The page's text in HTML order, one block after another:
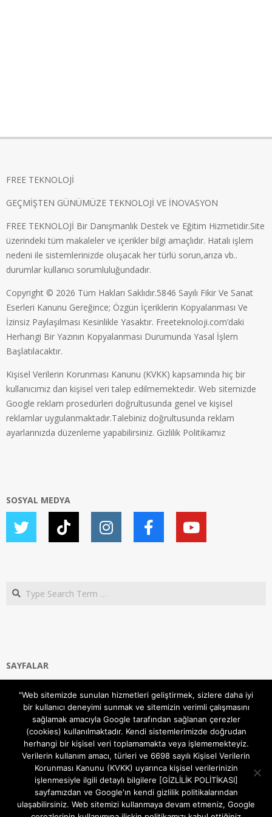
FREE TEKNOLOJİ
GEÇMİŞTEN GÜNÜMÜZE TEKNOLOJİ VE İNOVASYON
FREE TEKNOLOJİ Bir Danışmanlık Destek ve Eğitim Hizmetidir.Site
üzerindeki tüm makaleler ve içerikler bilgi amaçlıdır. Hatalı işlem
nedeni ile sistemlerinizde oluşacak her türlü sorun,arıza vb..
durumlar kullanıcı sorumluluğundadır.
Copyright © 2026 Tüm Hakları Saklıdır.5846 Sayılı Fikir Ve Sanat
Eserleri Kanunu Gereğince; Özgün İçeriklerin Kopyalanması Ve
İzinsiz Paylaşılması Kesinlikle Yasaktır. Freeteknoloji.com’daki
Herhangi Bir Yazının Kopyalanması Durumunda Yasal İşlem
Başlatılacaktır.
Kişisel Verilerin Korunması Kanunu (KVKK) kapsamında hiç bir
kullanıcımız dan kişisel veri talep edilmemektedir. Web sitemizde
Google reklam prosedürleri doğrultusunda genel ve kişisel
reklamlar uygulanmaktadır.Talebiniz doğrultusunda reklam
ayarlarınızda düzenleme yapabilirsiniz. Gizlilik Politikamız
SOSYAL MEDYA
Search
SAYFALAR
Gizlilik ve Çerezler (Cookies) Politikası
Hakkımızda
İletişim Kanalları
MODEM KURULUM
TEKNİK DESTEK
TELEVİZYON SİSTEMLERİ
"Web sitemizde sunulan hizmetleri geliştirmek, sizlere daha iyi
bir kullanıcı deneyimi sunmak ve sitemizin verimli çalışmasını
sağlamak amacıyla Google tarafından sağlanan çerezler
(cookies) kullanılmaktadır. Kendi sistemlerimizde doğrudan
herhangi bir kişisel veri toplamamakta veya işlememekteyiz.
Verilerin kullanım amacı, türleri ve 6698 sayılı Kişisel Verilerin
Korunması Kanunu (KVKK) uyarınca kişisel verilerinizin
işlenmesiyle ilgili detaylı bilgilere [GİZLİLİK POLİTİKASI]
sayfamızdan ve Google'ın kendi gizlilik politikalarından
ulaşabilirsiniz. Web sitemizi kullanmaya devam etmeniz, Google